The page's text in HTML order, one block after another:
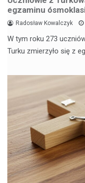
egzaminu
Radosław Kowalczyk
W tym roku 273
Turku zmierzyło się z